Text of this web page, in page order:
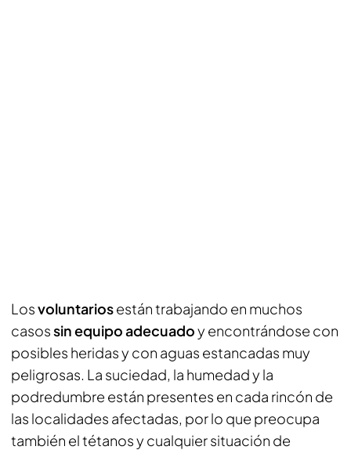
Losvoluntariosestán trabajando en muchos
casossin equipo adecuadoy encontrándose con
posibles heridas y con aguas estancadas muy
peligrosas. La suciedad, la humedad y la
podredumbre están presentes en cada rincón de
las localidades afectadas, por lo que preocupa
también el tétanos y cualquier situación de